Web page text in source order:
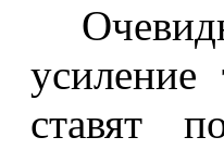
усиление
ставят